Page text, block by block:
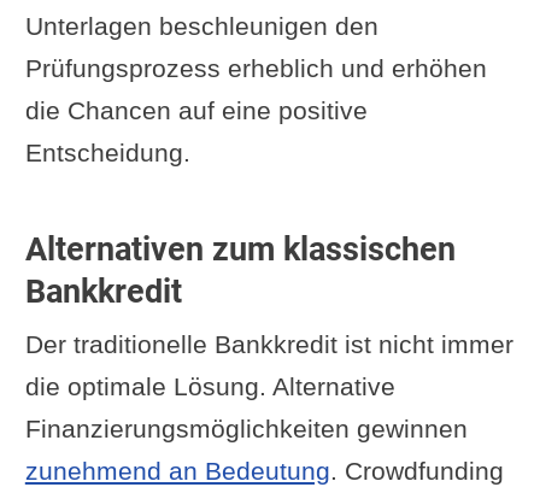
Unterlagen beschleunigen den
Prüfungsprozess erheblich und erhöhen
die Chancen auf eine positive
Entscheidung.
Alternativen zum klassischen
Bankkredit
Der traditionelle Bankkredit ist nicht immer
die optimale Lösung. Alternative
Finanzierungsmöglichkeiten gewinnen
zunehmend an Bedeutung. Crowdfunding